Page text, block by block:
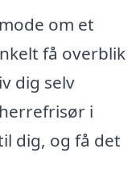
om et
få overblik
dig selv
i
dig, og få det